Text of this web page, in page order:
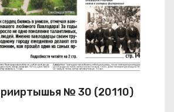
№ 30 (20110)